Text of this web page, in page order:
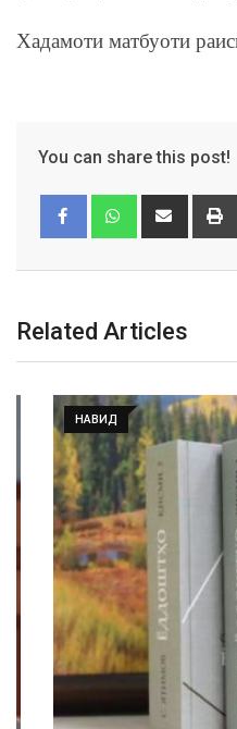
Хадамоти матбуоти
You can share this post!
Related Articles
НАВИД